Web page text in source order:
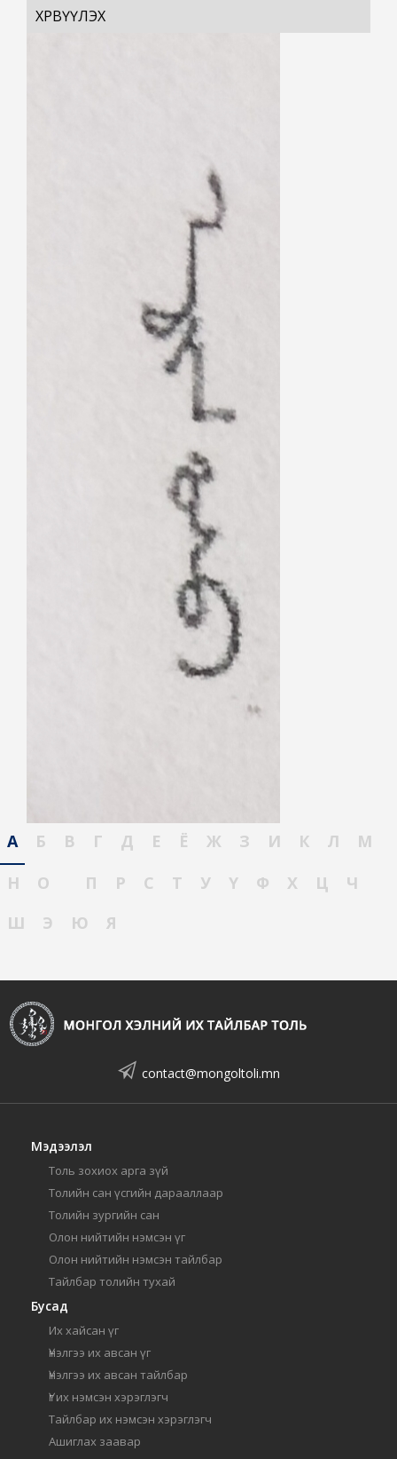
ХӨРВҮҮЛЭХ
А Б В Г Д Е Ё Ж З И К Л
М
Н
О П Р С Т У Ү Ф Х Ц
Ч
Ш
Э Ю Я
contact@mongoltoli.mn
Мэдээлэл
Толь зохиох арга зүй
Толийн сан үсгийн дарааллаар
Толийн зургийн сан
Олон нийтийн нэмсэн үг
Олон нийтийн нэмсэн тайлбар
Тайлбар толийн тухай
Бусад
Их хайсан үг
Үнэлгээ их авсан үг
Үнэлгээ их авсан тайлбар
Үг их нэмсэн хэрэглэгч
Тайлбар их нэмсэн хэрэглэгч
Ашиглах заавар